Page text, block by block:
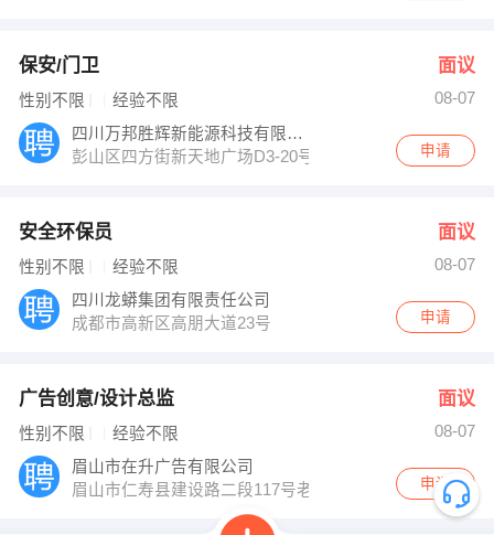
保安/门卫 面议
性别不限 经验不限
08-07
四川万邦胜辉新能源科技有限公司
彭山区四方街新天地广场D3-20号（二郎神酒业对面）
申请
安全环保员 面议
性别不限 经验不限
08-07
四川龙蟒集团有限责任公司
成都市高新区高朋大道23号
申请
广告创意/设计总监 面议
性别不限 经验不限
08-07
眉山市在升广告有限公司
眉山市仁寿县建设路二段117号老交警队旁边或糊涂烧烤
申请